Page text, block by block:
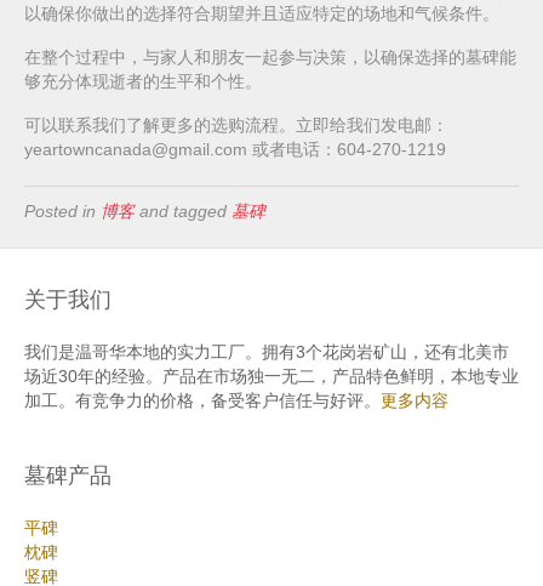
以确保你做出的选择符合期望并且适应特定的场地和气候条件。
在整个过程中，与家人和朋友一起参与决策，以确保选择的墓碑能
够充分体现逝者的生平和个性。
可以联系我们了解更多的选购流程。立即给我们发电邮：
yeartowncanada@gmail.com 或者电话：604-270-1219
Posted in 博客and tagged 墓碑
关于我们
我们是温哥华本地的实力工厂。拥有3个花岗岩矿山，还有北美市
场近30年的经验。产品在市场独一无二，产品特色鲜明，本地专业
加工。有竞争力的价格，备受客户信任与好评。 更多内容
墓碑产品
平碑
枕碑
竖碑